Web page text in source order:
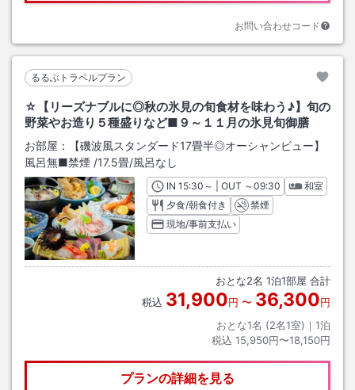
お問い合わせコード
るるぶトラベルプラン
☆【リーズナブルに◎秋の氷見の旬食材を味わう♪】旬の
野菜やお造り５種盛りなど■９～１１月の氷見旬御膳
お部屋：
【磯波風スタンダード17畳半◎オーシャンビュー】
風呂無■禁煙 /17.5畳/風呂なし
INチェックイン
15:30 ～ | OUT チェックアウト
～09:30
和室
夕食/朝食付き
禁煙
現地/事前支払い
おとな2名 1泊1部屋 合計
税込 31,900円 〜 36,300円
おとな1名 (2名1室)｜ 1泊
税込 15,950円〜18,150円
プランの詳細を見る